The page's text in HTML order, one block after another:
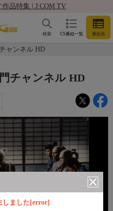
品特集 | J:COM TV
CS番組一覧 番組表
検索
ャンネル HD
しました[error]
チャンネル HD